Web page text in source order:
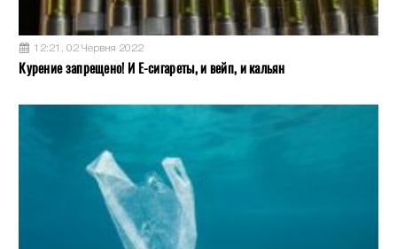
12:21, 02 Червня 2022
Курение запрещено! И Е-сигареты, и вейп, и кальян